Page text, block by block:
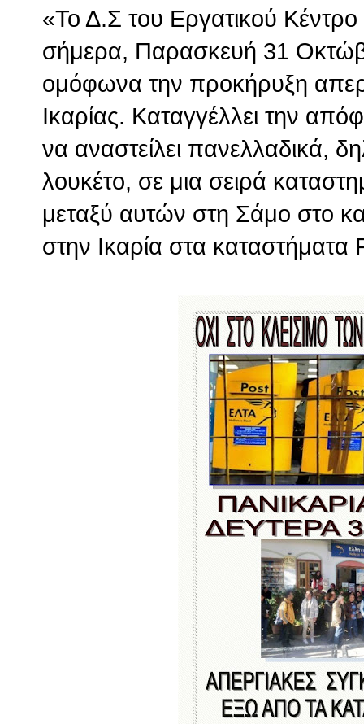
«Το Δ.Σ του Εργατικού
σήμερα, Παρασκευή 31
ομόφωνα την προκήρυξη
Ικαρίας. Καταγγέλλει την
να αναστείλει πανελλαδικά,
λουκέτο, σε μια σειρά
μεταξύ αυτών στη Σάμο στο
στην Ικαρία στα